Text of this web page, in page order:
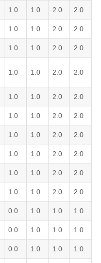
1.0 1.0 2.0 2.0
1.0 1.0 2.0 2.0
1.0 1.0 2.0 2.0
1.0 1.0 2.0 2.0
1.0 1.0 2.0 2.0
1.0 1.0 2.0 2.0
1.0 1.0 2.0 2.0
1.0 1.0 2.0 2.0
1.0 1.0 2.0 2.0
1.0 1.0 2.0 2.0
0.0 1.0 1.0 1.0
0.0 1.0 1.0 1.0
0.0 1.0 1.0 1.0